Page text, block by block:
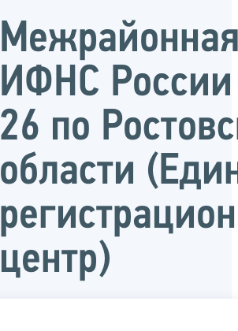
ИФНС
26 по
области
центр)